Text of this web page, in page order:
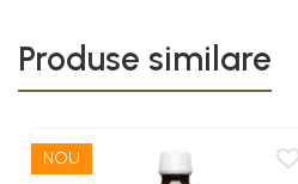
Produse similare
NOU